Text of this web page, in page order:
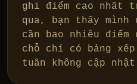
ghi điểm cao nhất
qua, bạn thấy mình
cần bao nhiêu
chỗ chỉ có bảng xếp
tuần không cập